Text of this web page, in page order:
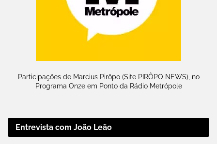
Participações de Marcius Pirôpo (Site PIRÔPO NEWS), no
Programa Onze em Ponto da Rádio Metrópole
Entrevista com João Leão